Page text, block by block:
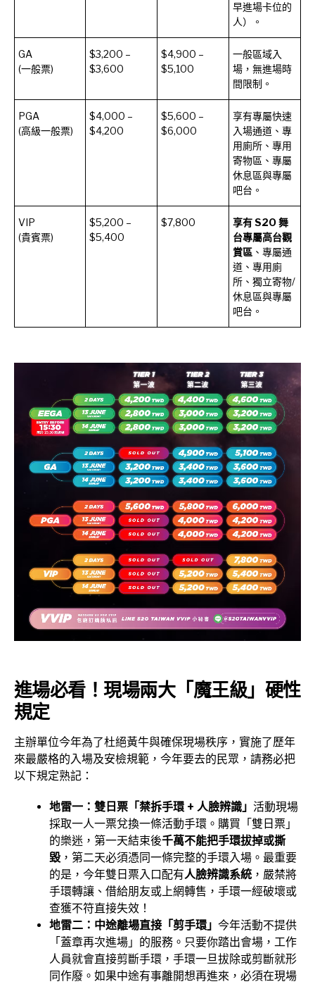
早進場卡位的
人）。
GA
(一般票)
$3,200 –
$3,600
$4,900 –
$5,100
一般區域入
場，無進場時
間限制。
PGA
(高級一般票)
$4,000 –
$4,200
$5,600 –
$6,000
享有專屬快速
入場通道、專
用廁所、專用
寄物區、專屬
休息區與專屬
吧台。
VIP
(貴賓票)
$5,200 –
$5,400
$7,800
享有 S2O 舞
台專屬高台觀
賞區 、專屬通
道、專用廁
所、獨立寄物/
休息區與專屬
吧台。
進場必看！現場兩大「魔王級」硬性
規定
主辦單位今年為了杜絕黃牛與確保現場秩序，實施了歷年
來最嚴格的入場及安檢規範，今年要去的民眾，請務必把
以下規定熟記：
地雷一：雙日票「禁拆手環 + 人臉辨識」 活動現場
採取一人一票兌換一條活動手環。購買「雙日票」
的樂迷，第一天結束後千萬不能把手環拔掉或撕
毀 ，第二天必須憑同一條完整的手環入場。最重要
的是，今年雙日票入口配有人臉辨識系統 ，嚴禁將
手環轉讓、借給朋友或上網轉售，手環一經破壞或
查獲不符直接失效！
地雷二：中途離場直接「剪手環」 今年活動不提供
「蓋章再次進場」的服務。只要你踏出會場，工作
人員就會直接剪斷手環，手環一旦拔除或剪斷就形
同作廢。如果中途有事離開想再進來，必須在現場